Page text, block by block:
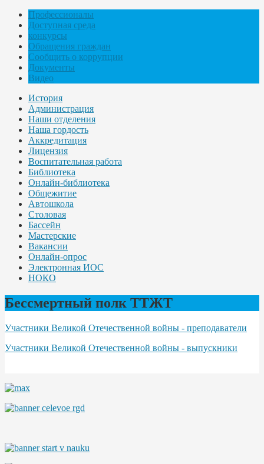
Профессионалы
Доступная среда
конкурсы
Обращения граждан
Сообщить о коррупции
Документы
Видео
История
Администрация
Наши отделения
Наша гордость
Аккредитация
Лицензия
Воспитательная работа
Библиотека
Онлайн-библиотека
Общежитие
Автошкола
Столовая
Бассейн
Мастерские
Вакансии
Онлайн-опрос
Электронная ИОС
НОКО
Бессмертный полк ТТЖТ
Участники Великой Отечественной войны - преподаватели
Участники Великой Отечественной войны - выпускники